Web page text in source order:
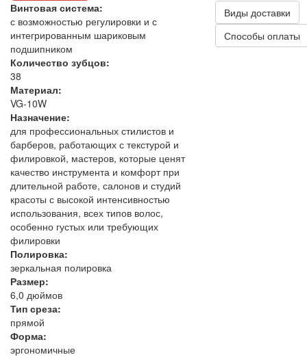
Винтовая система:
с возможностью регулировки и с
интегрированным шариковым
подшипником
Количество зубцов:
38
Материал:
VG‑10W
Назначение:
для профессиональных стилистов и
барберов, работающих с текстурой и
филировкой, мастеров, которые ценят
качество инструмента и комфорт при
длительной работе, салонов и студий
красоты с высокой интенсивностью
использования, всех типов волос,
особенно густых или требующих
филировки
Полировка:
зеркальная полировка
Размер:
6,0 дюймов
Тип среза:
прямой
Форма:
эргономичные
Виды доставки
Способы оплаты